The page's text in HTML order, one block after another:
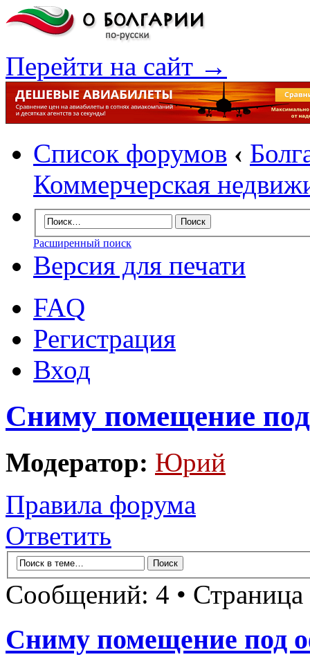
Перейти на сайт →
Список форумов ‹
Коммерчерская
Расширенный поиск
Версия для печати
FAQ
Регистрация
Вход
Сниму помещение
Модератор: Юрий
Правила форума
Ответить
Сообщений: 4 • Страница
Сниму помещение под